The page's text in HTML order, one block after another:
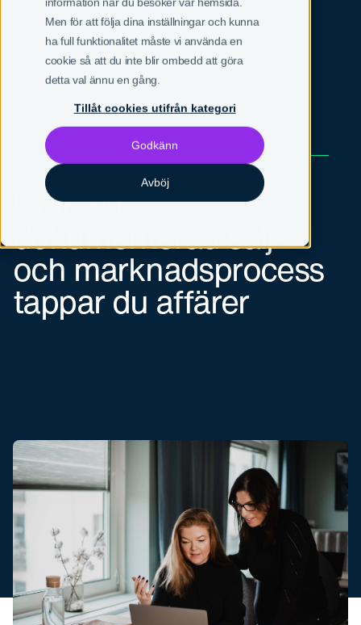
Men för att följa dina inställningar och kunna
ha full funktionalitet måste vi använda en
cookie så att du inte blir ombedd att göra
detta val ännu en gång.
Tillåt cookies utifrån kategori
Godkänn
Avböj
SVEN
Smarketing
Utan en
dokumenterad sälj-
och marknadsprocess
tappar du affärer